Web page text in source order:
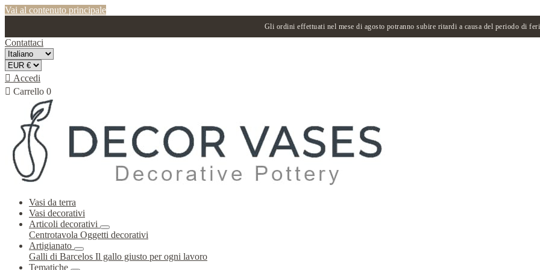
Vai al contenuto principale
Gli ordini effettuati nel mese di agosto potranno subire ritardi a causa del periodo di
Contattaci
 Accedi
 Carrello 0
Vasi da terra
Vasi decorativi
Articoli decorativi
Centrotavola Oggetti decorativi
Artigianato
Galli di Barcelos Il gallo giusto per ogni lavoro
Tematiche